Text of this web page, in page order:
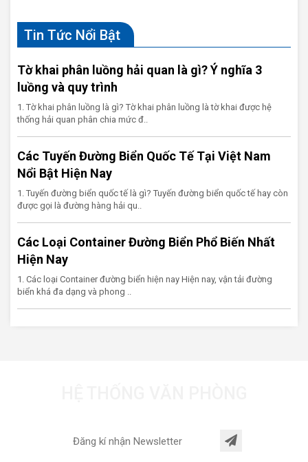
Tin Tức Nổi Bật
Tờ khai phân luồng hải quan là gì? Ý nghĩa 3
luồng và quy trình
1. Tờ khai phân luồng là gì? Tờ khai phân luồng là tờ khai được hệ
thống hải quan phân chia mức đ..
Các Tuyến Đường Biển Quốc Tế Tại Việt Nam
Nổi Bật Hiện Nay
1. Tuyến đường biển quốc tế là gì? Tuyến đường biển quốc tế hay còn
được gọi là đường hàng hải qu..
Các Loại Container Đường Biển Phổ Biến Nhất
Hiện Nay
1. Các loại Container đường biển hiện nay Hiện nay, vận tải đường
biển khá đa dạng và phong ..